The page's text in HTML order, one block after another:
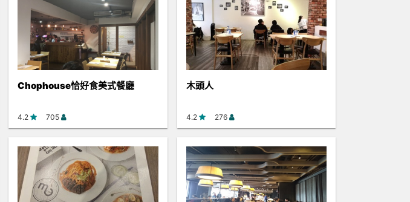
Chophouse恰好食美式餐廳
4.2 705
木頭人
4.2 276